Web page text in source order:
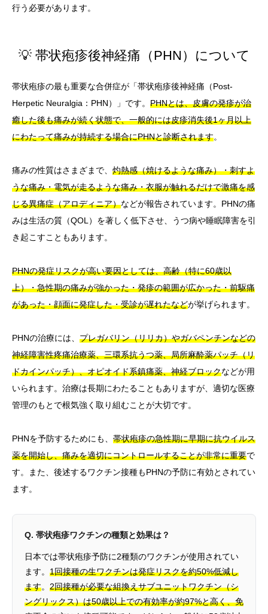
行う必要があります。
💡 帯状疱疹後神経痛（PHN）について
帯状疱疹の最も重要な合併症が「帯状疱疹後神経痛（Post-
Herpetic Neuralgia：PHN）」です。 PHNとは、皮膚の発疹が治
癒した後も痛みが続く状態で、一般的には皮疹消失後1ヶ月以上
にわたって痛みが持続する場合にPHNと診断されます。
痛みの性質はさまざまで、 灼熱感（焼けるような痛み）・刺すよ
うな痛み・電気が走るような痛み・衣服が触れるだけで激痛を感
じる異痛症（アロディニア）などが報告されています。PHNの痛
みは生活の質（QOL）を著しく低下させ、うつ病や睡眠障害を引
き起こすこともあります。
PHNの発症リスクが高い要因としては、高齢（特に60歳以
上）・急性期の痛みが強かった・発疹の範囲が広かった・前駆痛
があった・顔面に発症した・受診が遅れたなどが挙げられます。
PHNの治療には、 プレガバリン（リリカ）やガバペンチンなどの
神経障害性疼痛治療薬、三環系抗うつ薬、局所麻酔薬パッチ（リ
ドカインパッチ）、オピオイド系鎮痛薬、神経ブロックなどが用
いられます。治療は長期にわたることもありますが、適切な医療
管理のもとで根気強く取り組むことが大切です。
PHNを予防するためにも、 帯状疱疹の急性期に早期に抗ウイルス
薬を開始し、痛みを適切にコントロールすることが非常に重要で
す。また、後述するワクチン接種もPHNの予防に有効とされてい
ます。
Q. 帯状疱疹ワクチンの種類と効果は？
日本では帯状疱疹予防に2種類のワクチンが使用されてい
ます。 1回接種の生ワクチンは発症リスクを約50%低減し
ます。 2回接種が必要な組換えサブユニットワクチン（シ
ングリックス）は50歳以上での有効率が約97%と高く、免